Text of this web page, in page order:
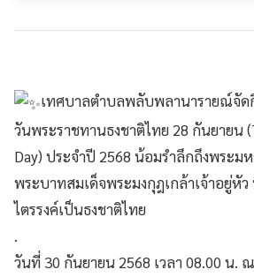
เทศบาลตำบลพลับพลานารายณ์จัด
วันพระราชทานธงชาติไทย 28 กันยายน
Day) ประจำปี 2568 น้อมรำลึกถึงพระ
พระบาทสมเด็จพระมงกุฎเกล้าเจ้าอยู่หั
ไตรรงค์เป็นธงชาติไทย
.
วันที่ 30 กันยายน 2568 เวลา 08.00 น.